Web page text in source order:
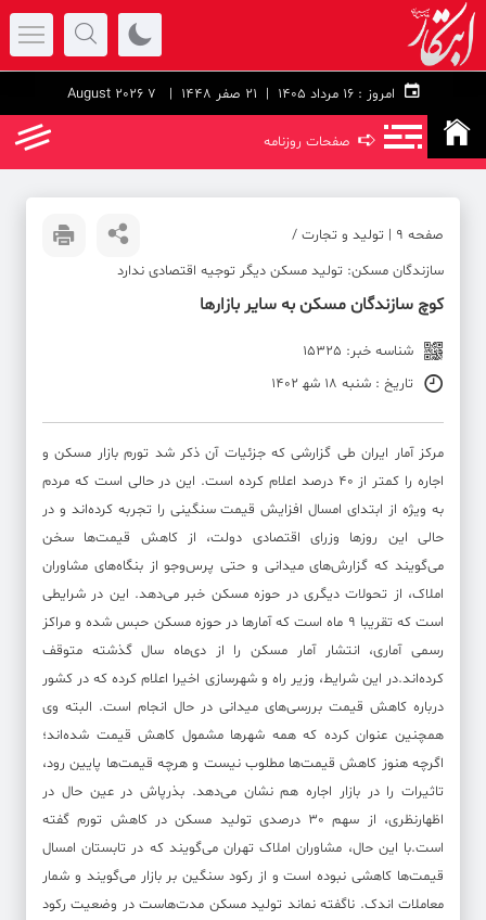
امروز : ۱۶ مرداد ۱۴۰۵ | 21 صفر 1448 | 7 August 2026
➪ صفحات روزنامه
صفحه ۹ | تولید و تجارت /
سازندگان مسکن: تولید مسکن دیگر توجیه اقتصادی ندارد
کوچ سازندگان مسکن به سایر بازارها
شناسه خبر: 15325
تاریخ : شنبه 18 شه‍ 1402
مرکز آمار ایران طی گزارشی که جزئیات آن ذکر شد تورم بازار مسکن و
اجاره را کمتر از ۴۰ درصد اعلام کرده است. این در حالی است که مردم
به ویژه از ابتدای امسال افزایش قیمت سنگینی را تجربه کرده‌اند و در
حالی این روزها وزرای اقتصادی دولت، از کاهش قیمت‌ها سخن
می‌گویند که گزارش‌های میدانی و حتی پرس‌وجو از بنگاه‌های مشاوران
املاک، از تحولات دیگری در حوزه مسکن خبر می‌دهد. این در شرایطی
است که تقریبا 9 ماه است که آمارها در حوزه مسکن حبس شده و مراکز
رسمی آماری، انتشار آمار مسکن را از دی‌ماه سال گذشته متوقف
کرده‌اند.در این شرایط، وزیر راه و شهرسازی اخیرا اعلام کرده که در کشور
درباره کاهش قیمت بررسی‌های میدانی در حال انجام است. البته وی
همچنین عنوان کرده که همه شهرها مشمول کاهش قیمت شده‌اند؛
اگرچه هنوز کاهش قیمت‌ها مطلوب نیست و هرچه قیمت‌ها پایین رود،
تاثیرات را در بازار اجاره هم نشان می‌دهد. بذرپاش در عین حال در
اظهارنظری، از سهم 30 درصدی تولید مسکن در کاهش تورم گفته
است.با این حال، مشاوران املاک تهران می‌گویند که در تابستان امسال
قیمت‌ها کاهشی نبوده است و از رکود سنگین بر بازار می‌گویند و شمار
معاملات اندک. ناگفته نماند تولید مسکن مدت‌هاست در وضعیت رکود